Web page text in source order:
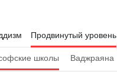
Продвинутый уровень
школы Ваджраяна